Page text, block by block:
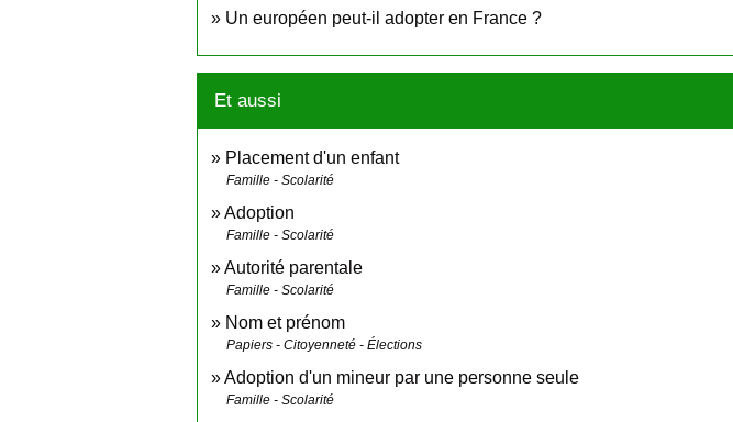
Un européen peut-il adopter en France ?
Et aussi
Placement d'un enfant
Famille - Scolarité
Adoption
Famille - Scolarité
Autorité parentale
Famille - Scolarité
Nom et prénom
Papiers - Citoyenneté - Élections
Adoption d'un mineur par une personne seule
Famille - Scolarité